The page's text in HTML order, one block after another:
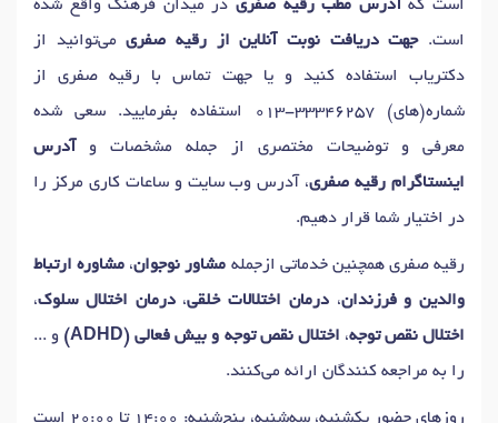
است که آدرس مطب رقیه صفری در میدان فرهنگ‌ واقع شده
است.جهت دریافت نوبت آنلاین از رقیه صفریمی‌توانید از
دکتریاب استفاده کنید و یا جهت تماس با رقیه صفری از
شماره(های) 013-33346257
استفاده بفرمایید. سعی شده
معرفی و توضیحات مختصری از جمله مشخصات و آدرس
اینستاگرام رقیه صفری، آدرس وب سایت و ساعات کاری مرکز را
در اختیار شما قرار دهیم.
رقیه صفری همچنین خدماتی ازجمله مشاور نوجوان، مشاوره ارتباط
والدین و فرزندان،درمان اختلالات خلقی،درمان اختلال سلوک،
اختلال نقص توجه، اختلال نقص توجه و بیش فعالی (ADHD)
و ...
را به مراجعه کنندگان ارائه می‌کنند.
روزهای حضور یکشنبه، سه‌شنبه، پنج‌شنبه: 14:00 تا 20:00 است